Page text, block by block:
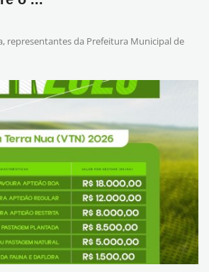
representantes da Prefeitura Municipal de